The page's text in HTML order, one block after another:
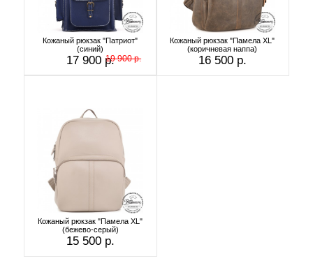
Кожаный рюкзак "Патриот"
(синий)
17 900 р.19 900 р.
Кожаный рюкзак "Памела XL"
(коричневая наппа)
16 500 р.
Кожаный рюкзак "Памела XL"
(бежево-серый)
15 500 р.